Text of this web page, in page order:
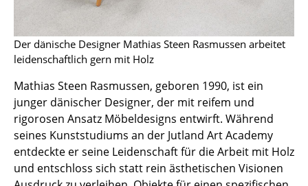
Einzelteile
... alle Tische
Regale & Schränke
Bücherregale
Wandregale
Der dänische Designer Mathias Steen Rasmussen arbeitet
leidenschaftlich gern mit Holz
Mathias Steen Rasmussen, geboren 1990, ist ein
junger dänischer Designer, der mit reifem und
rigorosen Ansatz Möbeldesigns entwirft. Während
seines Kunststudiums an der Jutland Art Academy
entdeckte er seine Leidenschaft für die Arbeit mit Holz
und entschloss sich statt rein ästhetischen Visionen